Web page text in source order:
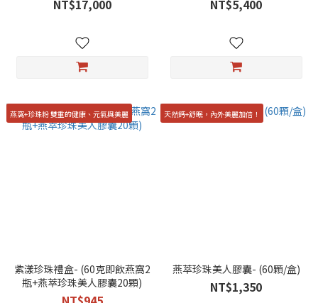
NT$17,000 NT$5,400
燕窩+珍珠粉 雙重的健康、元氣與美麗
紫漾珍珠禮盒- (60克即飲燕窩2
瓶+燕萃珍珠美人膠囊20顆)
天然鈣+舒眠，內外美麗加倍！
燕萃珍珠美人膠囊- (60顆/盒)
NT$1,350